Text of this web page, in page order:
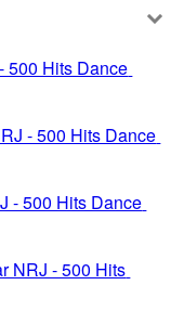
500 Hits Dance
- 500 Hits Dance
- 500 Hits Dance
NRJ - 500 Hits